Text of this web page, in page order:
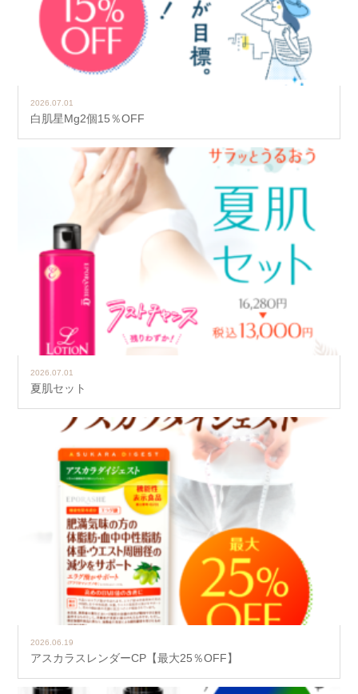
2026.07.01
白肌星Mg2個15％OFF
2026.07.01
夏肌セット
2026.06.19
アスカラスレンダーCP【最大25％OFF】